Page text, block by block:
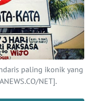
paling ikonik yang
NET].